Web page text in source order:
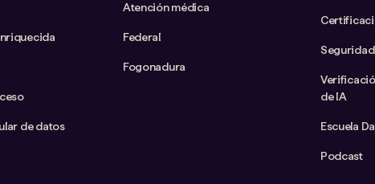
de datos
Atención médica
Federal
Fogonadura
de IA
Escuela
Podcast